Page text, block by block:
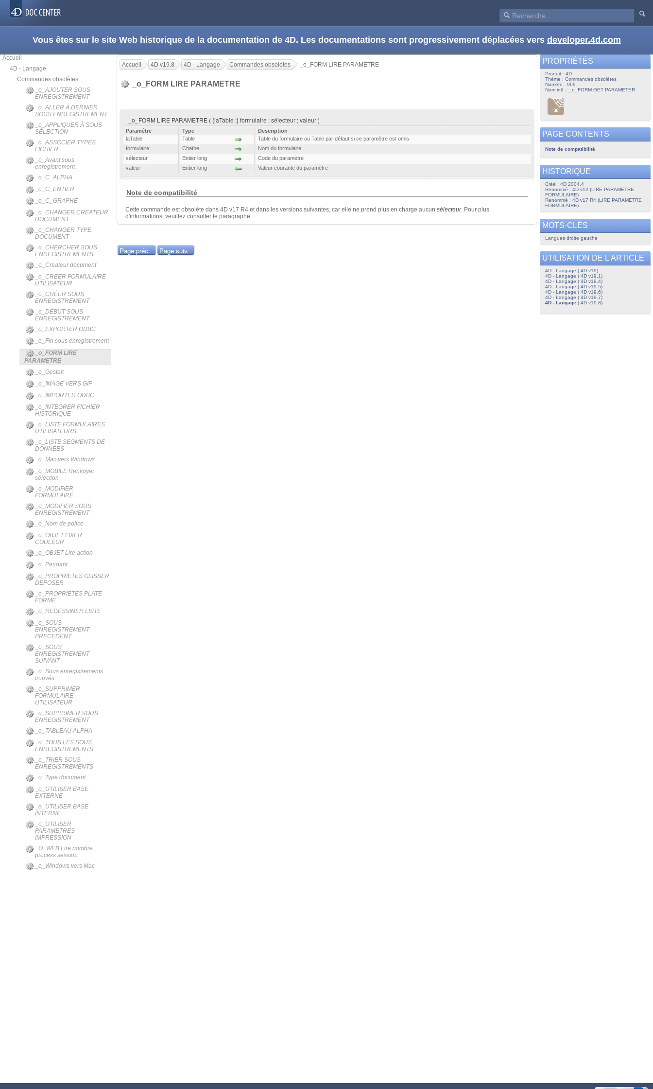
Vous êtes sur le site Web historique de la documentation de 4D. Les documentations sont progressivement déplacées vers developer.4d.com
Accueil
4D - Langage
Commandes obsolètes
_o_AJOUTER SOUS
ENREGISTREMENT
_o_ALLER À DERNIER
SOUS ENREGISTREMENT
_o_APPLIQUER À SOUS
SÉLECTION
_o_ASSOCIER TYPES
FICHIER
_o_Avant sous
enregistrement
_o_C_ALPHA
_o_C_ENTIER
_o_C_GRAPHE
_o_CHANGER CREATEUR
DOCUMENT
_o_CHANGER TYPE
DOCUMENT
_o_CHERCHER SOUS
ENREGISTREMENTS
_o_Createur document
_o_CREER FORMULAIRE
UTILISATEUR
_o_CRÉER SOUS
ENREGISTREMENT
_o_DÉBUT SOUS
ENREGISTREMENT
_o_EXPORTER ODBC
_o_Fin sous enregistrement
_o_FORM LIRE
PARAMETRE
_o_Gestalt
_o_IMAGE VERS GIF
_o_IMPORTER ODBC
_o_INTEGRER FICHIER
HISTORIQUE
_o_LISTE FORMULAIRES
UTILISATEURS
_o_LISTE SEGMENTS DE
DONNÉES
_o_Mac vers Windows
_o_MOBILE Renvoyer
sélection
_o_MODIFIER
FORMULAIRE
_o_MODIFIER SOUS
ENREGISTREMENT
_o_Nom de police
_o_OBJET FIXER
COULEUR
_o_OBJET Lire action
_o_Pendant
_o_PROPRIETES GLISSER
DEPOSER
_o_PROPRIETES PLATE
FORME
_o_REDESSINER LISTE
_o_SOUS
ENREGISTREMENT
PRECEDENT
_o_SOUS
ENREGISTREMENT
SUIVANT
_o_Sous enregistrements
trouvés
_o_SUPPRIMER
FORMULAIRE
UTILISATEUR
_o_SUPPRIMER SOUS
ENREGISTREMENT
_o_TABLEAU ALPHA
_o_TOUS LES SOUS
ENREGISTREMENTS
_o_TRIER SOUS
ENREGISTREMENTS
_o_Type document
_o_UTILISER BASE
EXTERNE
_o_UTILISER BASE
INTERNE
_o_UTILISER
PARAMETRES
IMPRESSION
_O_WEB Lire nombre
process session
_o_Windows vers Mac
Accueil 4D v19.8 4D - Langage Commandes obsolètes _o_FORM LIRE PARAMETRE
_o_FORM LIRE PARAMETRE
_o_FORM LIRE PARAMETRE ( {laTable ;} formulaire ; sélecteur ; valeur )
Paramètre Type
Description
laTable
Table
Table du formulaire ou Table par défaut si ce paramètre est omis
formulaire
Chaîne
Nom du formulaire
sélecteur
Entier long
Code du paramètre
valeur
Entier long Valeur courante du paramètre
Note de compatibilité
Cette commande est obsolète dans 4D v17 R4 et dans les versions suivantes, car elle ne prend plus en charge aucun sélecteur. Pour plus
d'informations, veuillez consulter le paragraphe .
Page préc. Page suiv.
PROPRIÉTÉS
Produit : 4D
Thème : Commandes obsolètes
Numéro : 969
Nom intl. : _o_FORM GET PARAMETER
PAGE CONTENTS
Note de compatibilité
HISTORIQUE
Créé : 4D 2004.4
Renommé : 4D v12 (LIRE PARAMETRE
FORMULAIRE)
Renommé : 4D v17 R4 (LIRE PARAMETRE
FORMULAIRE)
MOTS-CLÉS
Langues droite gauche
UTILISATION DE L'ARTICLE
4D - Langage ( 4D v19)
4D - Langage ( 4D v19.1)
4D - Langage ( 4D v19.4)
4D - Langage ( 4D v19.5)
4D - Langage ( 4D v19.6)
4D - Langage ( 4D v19.7)
4D - Langage( 4D v19.8)